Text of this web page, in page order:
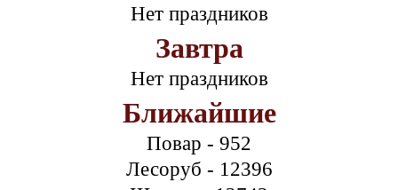
Нет праздников
Завтра
Нет праздников
Ближайшие
Повар - 952
Лесоруб - 12396